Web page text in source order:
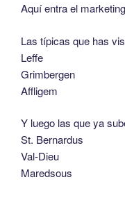
Aquí entra el
Las típicas que has
Leffe
Grimbergen
Affligem
Y luego las que ya
St. Bernardus
Val-Dieu
Maredsous